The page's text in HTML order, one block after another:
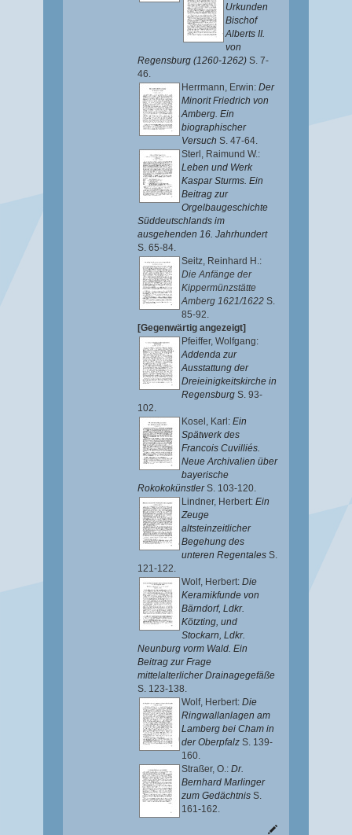
Urkunden
Bischof
Alberts II.
von
Regensburg (1260-1262) S. 7-
46.
Herrmann, Erwin: Der
Minorit Friedrich von
Amberg. Ein
biographischer
Versuch S. 47-64.
Sterl, Raimund W.:
Leben und Werk
Kaspar Sturms. Ein
Beitrag zur
Orgelbaugeschichte
Süddeutschlands im
ausgehenden 16. Jahrhundert
S. 65-84.
Seitz, Reinhard H.:
Die Anfänge der
Kippermünzstätte
Amberg 1621/1622 S.
85-92.
[Gegenwärtig angezeigt]
Pfeiffer, Wolfgang:
Addenda zur
Ausstattung der
Dreieinigkeitskirche in
Regensburg S. 93-
102.
Kosel, Karl : Ein
Spätwerk des
Francois Cuvilliés.
Neue Archivalien über
bayerische
RokokokünstlerS. 103-120.
Lindner, Herbert: Ein
Zeuge
altsteinzeitlicher
Begehung des
unteren Regentales S.
121-122.
Wolf, Herbert: Die
Keramikfunde von
Bärndorf, Ldkr.
Kötzting, und
Stockarn, Ldkr.
Neunburg vorm Wald. Ein
Beitrag zur Frage
mittelalterlicher Drainagegefäße
S. 123-138.
Wolf, Herbert: Die
Ringwallanlagen am
Lamberg bei Cham in
der Oberpfalz S. 139-
160.
Straßer, O.: Dr.
Bernhard Marlinger
zum Gedächtnis S.
161-162.